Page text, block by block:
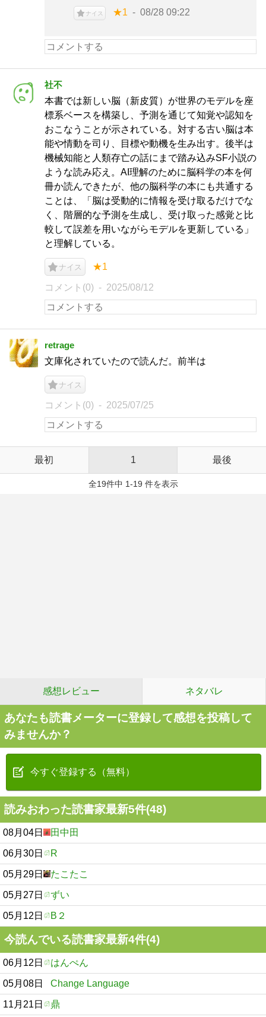
ナイス ★1 08/28 09:22
社不
本書では新しい脳（新皮質）が世界のモデルを座
標系ベースを構築し、予測を通じて知覚や認知を
おこなうことが示されている。対する古い脳は本
能や情動を司り、目標や動機を生み出す。後半は
機械知能と人類存亡の話にまで踏み込みSF小説の
ような読み応え。AI理解のために脳科学の本を何
冊か読んできたが、他の脳科学の本にも共通する
ことは、「脳は受動的に情報を受け取るだけでな
く、階層的な予測を生成し、受け取った感覚と比
較して誤差を用いながらモデルを更新している」
と理解している。
ナイス ★1
コメント(0) 2025/08/12
retrage
文庫化されていたので読んだ。前半は
ナイス
コメント(0) 2025/07/25
最初 1 最後
全19件中 1-19 件を表示
感想レビュー ネタバレ
あなたも読書メーターに登録して感想を投稿して
みませんか？
今すぐ登録する（無料）
読みおわった読書家最新5件(48)
08月04日 田中田
06月30日 R
05月29日 たこたこ
05月27日 ずい
05月12日 B２
今読んでいる読書家最新4件(4)
06月12日 はんぺん
05月08日 Change Language
11月21日 鼎